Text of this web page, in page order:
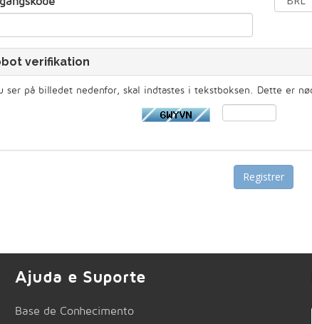
verifikation
ser på billedet nedenfor, skal indtastes i tekstboksen. Dette er
Ajuda e Suporte
Base de Conhecimento